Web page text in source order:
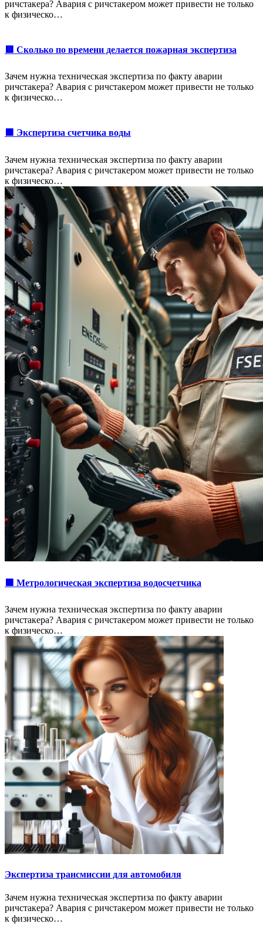
ричстакера? Авария с ричстакером может привести не только
к физическо…
🟥 Сколько по времени делается пожарная экспертиза
Зачем нужна техническая экспертиза по факту аварии
ричстакера? Авария с ричстакером может привести не только
к физическо…
🟩 Экспертиза счетчика воды
Зачем нужна техническая экспертиза по факту аварии
ричстакера? Авария с ричстакером может привести не только
к физическо…
🟩 Метрологическая экспертиза водосчетчика
Зачем нужна техническая экспертиза по факту аварии
ричстакера? Авария с ричстакером может привести не только
к физическо…
Экспертиза трансмиссии для автомобиля
Зачем нужна техническая экспертиза по факту аварии
ричстакера? Авария с ричстакером может привести не только
к физическо…